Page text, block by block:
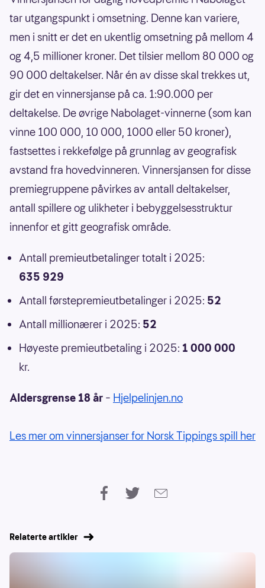
tar utgangspunkt i omsetning. Denne kan variere,
men i snitt er det en ukentlig omsetning på mellom 4
og 4,5 millioner kroner. Det tilsier mellom 80 000 og
90 000 deltakelser. Når én av disse skal trekkes ut,
gir det en vinnersjanse på ca. 1:90.000 per
deltakelse. De øvrige Nabolaget-vinnerne (som kan
vinne 100 000, 10 000, 1000 eller 50 kroner),
fastsettes i rekkefølge på grunnlag av geografisk
avstand fra hovedvinneren. Vinnersjansen for disse
premiegruppene påvirkes av antall deltakelser,
antall spillere og ulikheter i bebyggelsesstruktur
innenfor et gitt geografisk område.
Antall premieutbetalinger totalt i 2025:
635 929
Antall førstepremieutbetalinger i 2025: 52
Antall millionærer i 2025: 52
Høyeste premieutbetaling i 2025: 1 000 000
kr.
Aldersgrense 18 år – Hjelpelinjen.no
Les mer om vinnersjanser for Norsk Tippings spill her
Relaterte artikler